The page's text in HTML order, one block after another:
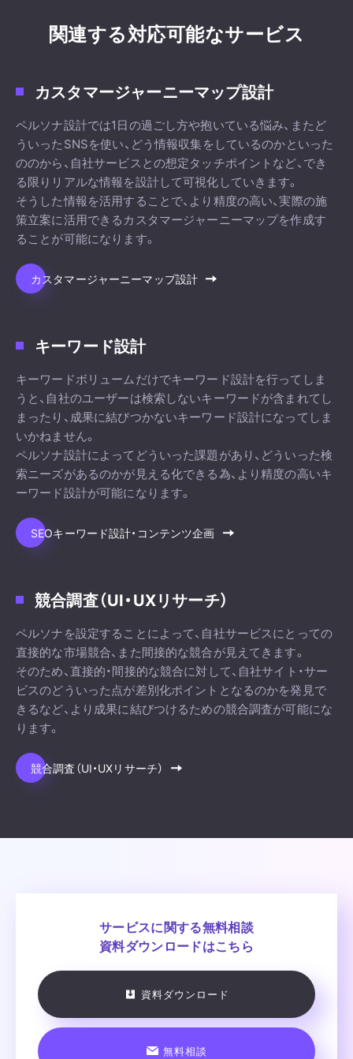
関連する対応可能なサービス
カスタマージャーニーマップ設計
ペルソナ設計では1日の過ごし方や抱いている悩み、またど
ういったSNSを使い、どう情報収集をしているのかといった
ののから、自社サービスとの想定タッチポイントなど、でき
る限りリアルな情報を設計して可視化していきます。
そうした情報を活用することで、より精度の高い、実際の施
策立案に活用できるカスタマージャーニーマップを作成す
ることが可能になります。
カスタマージャーニーマップ設計
キーワード設計
キーワードボリュームだけでキーワード設計を行ってしま
うと、自社のユーザーは検索しないキーワードが含まれてし
まったり、成果に結びつかないキーワード設計になってしま
いかねません。
ペルソナ設計によってどういった課題があり、どういった検
索ニーズがあるのかが見える化できる為、より精度の高いキ
ーワード設計が可能になります。
SEOキーワード設計・コンテンツ企画
競合調査（UI・UXリサーチ）
ペルソナを設定することによって、自社サービスにとっての
直接的な市場競合、また間接的な競合が見えてきます。
そのため、直接的・間接的な競合に対して、自社サイト・サー
ビスのどういった点が差別化ポイントとなるのかを発見で
きるなど、より成果に結びつけるための競合調査が可能にな
ります。
競合調査（UI・UXリサーチ）
サービスに関する無料相談
資料ダウンロードはこちら
資料ダウンロード
無料相談